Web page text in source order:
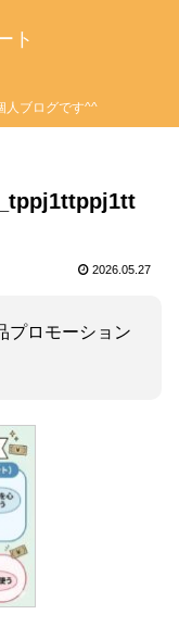
ト
人ブログです^^
2026.05.27
プロモーション